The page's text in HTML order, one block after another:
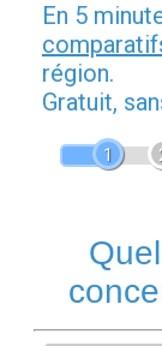
En 5
région.
Gratuit,
1